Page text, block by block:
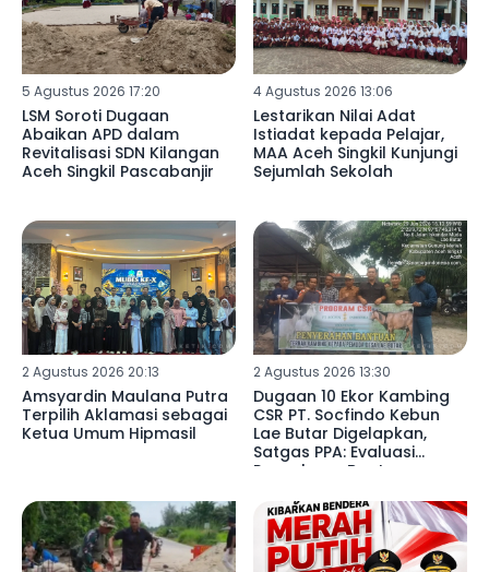
5 Agustus 2026 17:20
LSM Soroti Dugaan
Abaikan APD dalam
Revitalisasi SDN Kilangan
Aceh Singkil Pascabanjir
4 Agustus 2026 13:06
Lestarikan Nilai Adat
Istiadat kepada Pelajar,
MAA Aceh Singkil Kunjungi
Sejumlah Sekolah
2 Agustus 2026 20:13
Amsyardin Maulana Putra
Terpilih Aklamasi sebagai
Ketua Umum Hipmasil
2 Agustus 2026 13:30
Dugaan 10 Ekor Kambing
CSR PT. Socfindo Kebun
Lae Butar Digelapkan,
Satgas PPA: Evaluasi
Penyaluran Bantuan